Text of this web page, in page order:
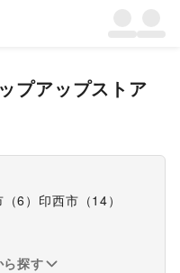
プアップストア
（6 ） 印西市 （14）
探す